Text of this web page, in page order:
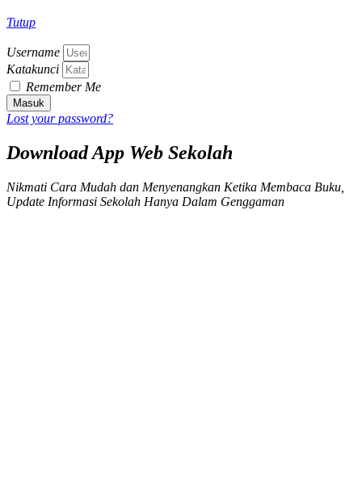
Tutup
Username
Katakunci
Remember Me
Masuk
Lost your password?
Download App Web Sekolah
Nikmati Cara Mudah dan Menyenangkan Ketika Membaca Buku,
Update Informasi Sekolah Hanya Dalam Genggaman